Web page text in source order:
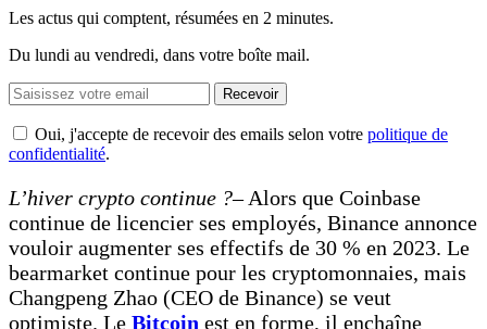
Les actus qui comptent, résumées en 2 minutes.
Du lundi au vendredi, dans votre boîte mail.
Recevoir
Oui, j'accepte de recevoir des emails selon votre politique de
confidentialité.
L’hiver crypto continue ?– Alors que Coinbase
continue de licencier ses employés, Binance annonce
vouloir augmenter ses effectifs de 30 % en 2023. Le
bearmarket continue pour les cryptomonnaies, mais
Changpeng Zhao (CEO de Binance) se veut
optimiste. Le Bitcoin est en forme, il enchaîne